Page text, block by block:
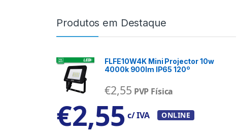
Produtos em Destaque
FLFE10W4K Mini Projector 10w
4000k 900lm IP65 120º
€2,55 PVP Física
€2,55 c/ IVA ONLINE